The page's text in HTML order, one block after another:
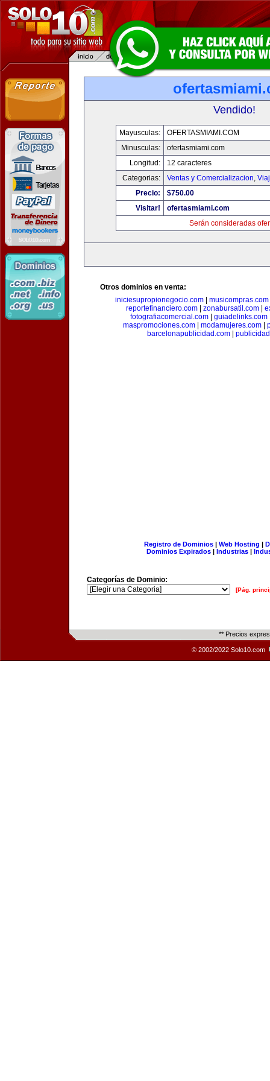
Vendido!
Mayusculas:
OFERTASMIAMI.COM
Minusculas:
ofertasmiami.com
Longitud:
12 caracteres
Categorias:
Ventas y Comercializacion,
Precio:
$750.00
Visitar!
ofertasmiami.com
Serán consideradas
Otros dominios en venta:
iniciesupropionegocio.com
musicompras.com
reportefinanciero.com| zonabursatil.com|
fotografiacomercial.com
guiadelinks.com
maspromociones.com
modamujeres.com
barcelonapublicidad.com|
Registro de Dominios| Web Hosting |
Dominios Expirados | Industrias |
Categorías de Dominio:
[Pág.
** Precios
© 2002/2022 Solo10.com